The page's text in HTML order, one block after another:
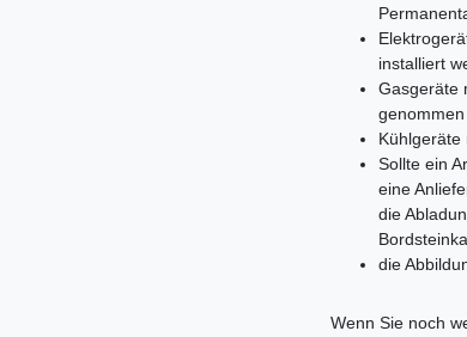
installiert
Gasgeräte
Kühlgeräte
Sollte ein
eine
die
die
Wenn Sie noch